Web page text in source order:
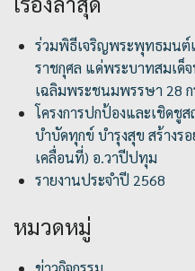
ร่วมพิธีเจริญพระพุทธมนต์
ราชกุศล แด่พระบาทสมเด็จ
เฉลิมพระชนมพรรษา 28
โครงการปกป้องและเชิด
บำบัดทุกข์ บำรุงสุข สร้างร
เคลื่อนที่) อ.วาปีปทุม
รายงานประจำปี 2568
หมวดหมู่